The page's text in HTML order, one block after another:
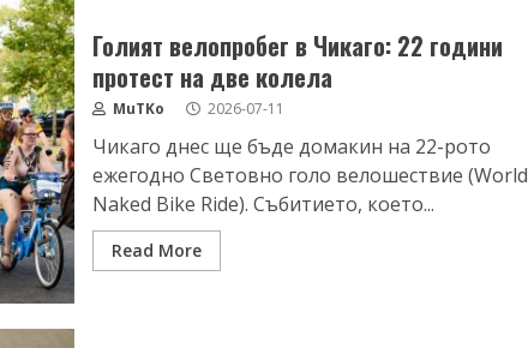
Голият велопробег в Чикаго: 22 години
протест на две колела
MuTKo 2026-07-11
Чикаго днес ще бъде домакин на 22-рото
ежегодно Световно голо велошествие (World
Naked Bike Ride). Събитието, което...
Read More